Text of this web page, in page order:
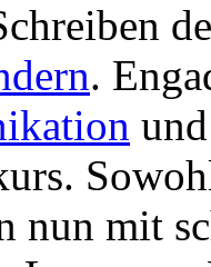
.
nun mit